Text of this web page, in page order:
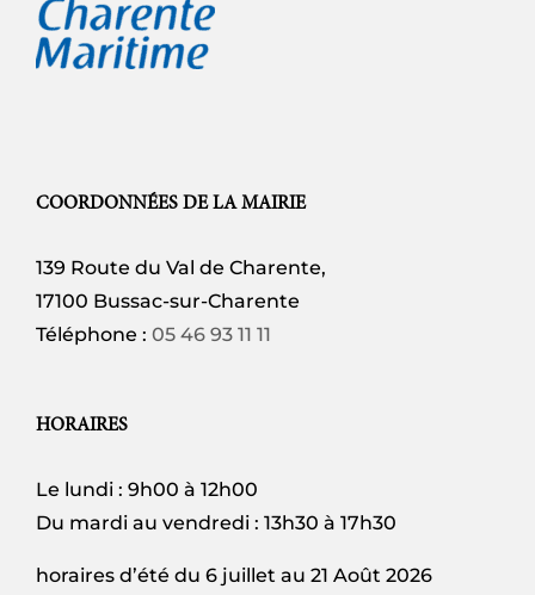
COORDONNÉES DE LA MAIRIE
139 Route du Val de Charente,
17100 Bussac-sur-Charente
Téléphone : 05 46 93 11 11
HORAIRES
Le lundi : 9h00 à 12h00
Du mardi au vendredi : 13h30 à 17h30
horaires d’été du 6 juillet au 21 Août 2026